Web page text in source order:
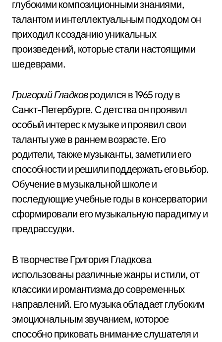
глубокими композиционными знаниями,
талантом и интеллектуальным подходом он
приходил к созданию уникальных
произведений, которые стали настоящими
шедеврами.
Григорий Гладковродился в 1965 году в
Санкт-Петербурге. С детства он проявил
особый интерес к музыке и проявил свои
таланты уже в раннем возрасте. Его
родители, также музыканты, заметили его
способности и решили поддержать его выбор.
Обучение в музыкальной школе и
последующие учебные годы в консерватории
сформировали его музыкальную парадигму и
предрассудки.
В творчестве Григория Гладкова
использованы различные жанры и стили, от
классики и романтизма до современных
направлений. Его музыка обладает глубоким
эмоциональным звучанием, которое
способно приковать внимание слушателя и